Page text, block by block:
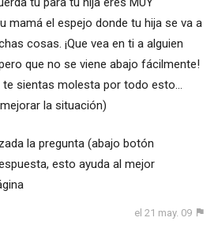
mamá el espejo donde tu hija se va a
cosas. ¡Que vea en ti a alguien
que no se viene abajo fácilmente!
sientas molesta por todo esto...
la situación)
la pregunta (abajo botón
esto ayuda al mejor
el 21 may. 09